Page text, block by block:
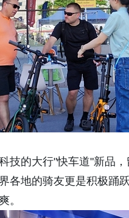
技的大行"快车道"新品
各地的骑友更是积极踊
。